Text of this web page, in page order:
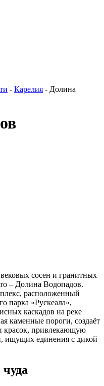
- Карелия - Долина
сосен и гранитных
– Долина Водопадов.
расположенный
парка «Рускеала»,
каскадов на реке
каменные пороги, создаёт
красок, привлекающую
ищущих единения с дикой